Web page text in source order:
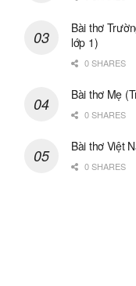
Bài thơ
lớp 1)
0 SHARES
Bài thơ Mẹ
0 SHARES
Bài thơ Việt
0 SHARES